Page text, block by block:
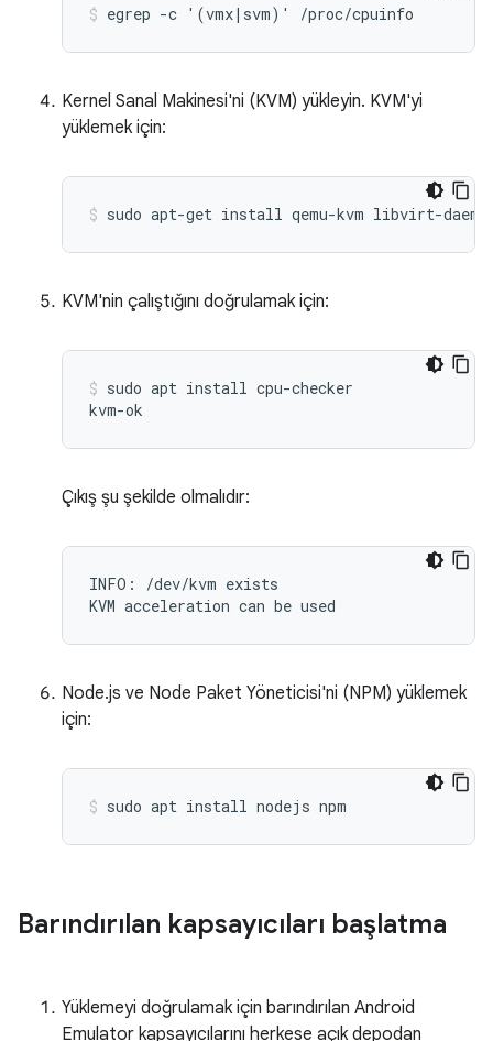
Kernel Sanal Makinesi'ni (KVM) yükleyin. KVM'yi
yüklemek için:
KVM'nin çalıştığını doğrulamak için:
sudo apt install cpu-checker
Çıkış şu şekilde olmalıdır:
INFO: /dev/kvm exists
KVM acceleration can be used
Node.js ve Node Paket Yöneticisi'ni (NPM) yüklemek
için:
Barındırılan kapsayıcıları başlatma
Yüklemeyi doğrulamak için barındırılan Android
Emulator kapsayıcılarını herkese açık depodan